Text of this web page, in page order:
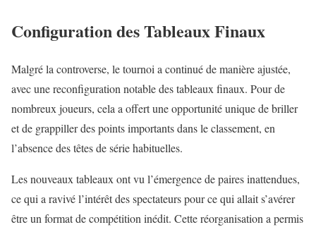
Configuration des Tableaux Finaux
Malgré la controverse, le tournoi a continué de manière ajustée,
avec une reconfiguration notable des tableaux finaux. Pour de
nombreux joueurs, cela a offert une opportunité unique de briller
et de grappiller des points importants dans le classement, en
l’absence des têtes de série habituelles.
Les nouveaux tableaux ont vu l’émergence de paires inattendues,
ce qui a ravivé l’intérêt des spectateurs pour ce qui allait s’avérer
être un format de compétition inédit. Cette réorganisation a permis